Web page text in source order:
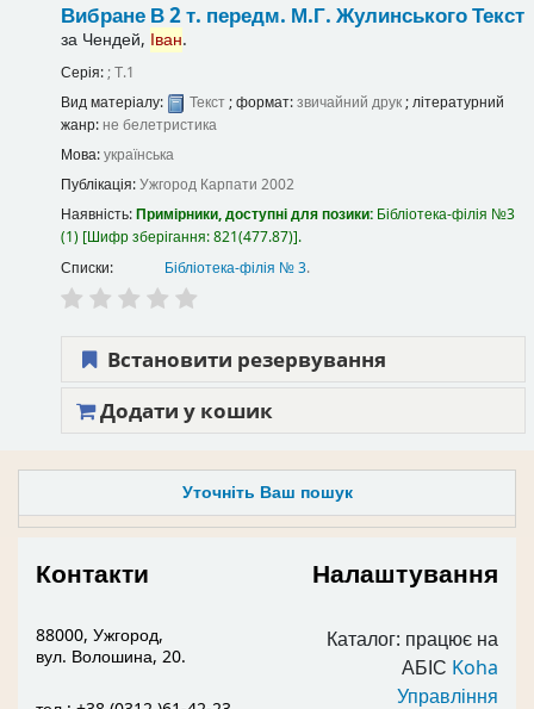
Уточніть Ваш пошук
Вибране В 2 т. передм. М.Г. ЖулинськогоТекст
за Чендей, Іван.
Серія:; Т.1
Вид матеріалу:
Текст; формат:звичайний друк; літературний
жанр: не белетристика
Мова:українська
Публікація:Ужгород Карпати 2002
Наявність:Примірники, доступні для позики: Бібліотека-філія №3
(1) Шифр зберігання:821(477.87) .
Списки:
Бібліотека-філія № 3.
Встановити резервування
Додати у кошик
Контакти
88000, Ужгород,
вул. Волошина, 20.
Налаштування
Каталог: працює на
АБІС Koha
Управління